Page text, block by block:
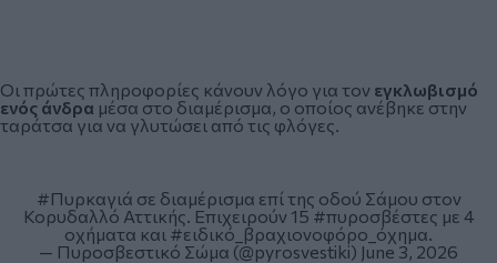
Οι πρώτες πληροφορίες κάνουν λόγο για τον εγκλωβισμό
ενός άνδρα μέσα στο διαμέρισμα, ο οποίος ανέβηκε στην
ταράτσα για να γλυτώσει από τις φλόγες.
#Πυρκαγιά σε διαμέρισμα επί της οδού Σάμου στον
Κορυδαλλό Αττικής. Επιχειρούν 15#πυροσβέστες με 4
οχήματα και #ειδικό_βραχιονοφόρο_όχημα
— Πυροσβεστικό Σώμα (@pyrosvestiki) June 3, 2026